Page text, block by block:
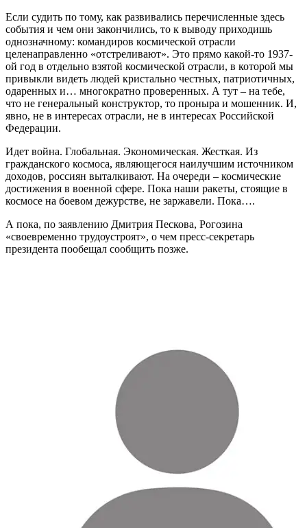
Если судить по тому, как развивались перечисленные здесь
события и чем они закончились, то к выводу приходишь
однозначному: командиров космической отрасли
целенаправленно «отстреливают». Это прямо какой-то 1937-
ой год в отдельно взятой космической отрасли, в которой мы
привыкли видеть людей кристально честных, патриотичных,
одаренных и… многократно проверенных. А тут – на тебе,
что не генеральный конструктор, то проныра и мошенник. И,
явно, не в интересах отрасли, не в интересах Российской
Федерации.
Идет война. Глобальная. Экономическая. Жесткая. Из
гражданского космоса, являющегося наилучшим источником
доходов, россиян выталкивают. На очереди – космические
достижения в военной сфере. Пока наши ракеты, стоящие в
космосе на боевом дежурстве, не заржавели. Пока….
А пока, по заявлению Дмитрия Пескова, Рогозина
«своевременно трудоустроят», о чем пресс-секретарь
президента пообещал сообщить позже.